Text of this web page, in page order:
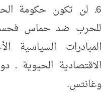
6ـ لن تكون حكومة
للحرب ضد حماس
المبادرات السياسية
الاقتصادية الحيوية
وغانتس.